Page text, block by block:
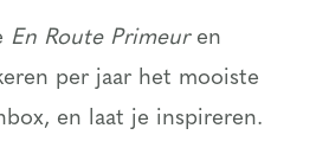
En Route Primeuren
per jaar het mooiste
en laat je inspireren.